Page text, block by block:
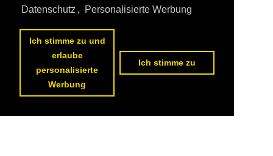
Datenschutz , Personalisierte Werbung
Ich stimme zu und
erlaube
personalisierte
Werbung
Ich stimme zu